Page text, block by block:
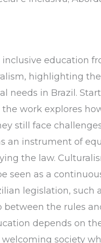
education
highlighting
needs in Brazil.
the work explores
still face
an instrument of
the law.
seen as a
legislation, such
the rules
depends on
society